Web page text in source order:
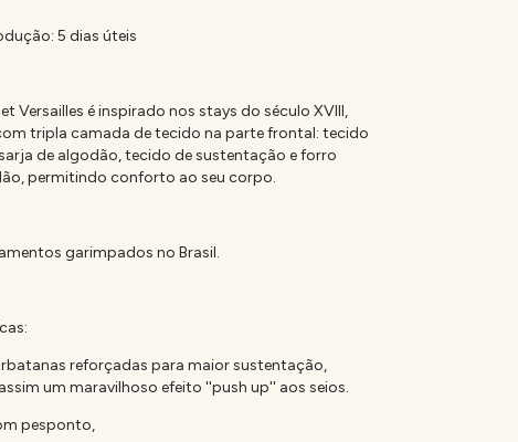
5 dias úteis
Versailles é inspirado nos stays do século XVIII,
tripla camada de tecido na parte frontal: tecido
de algodão, tecido de sustentação e forro
permitindo conforto ao seu corpo.
garimpados no Brasil.
reforçadas para maior sustentação,
um maravilhoso efeito ''push up'' aos seios.
pesponto,